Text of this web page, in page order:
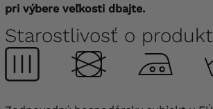
pri výbere veľkosti dbajte.
Starostlivosť o produkt